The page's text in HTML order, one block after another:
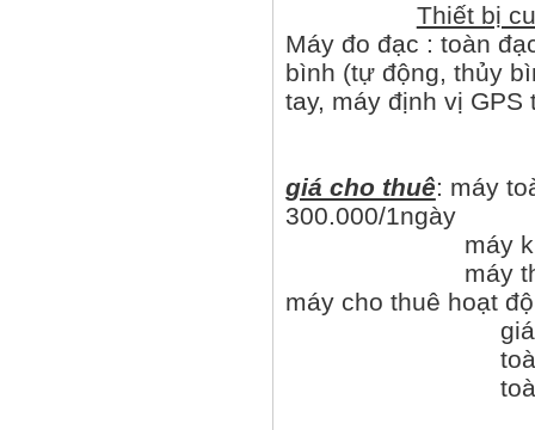
Thiết bị
Máy đo đạc : toàn
bình (tự động, thủy
tay, máy định vị
giá cho thuê: máy
300.000/1ngày
máy kinh vĩ
máy thuỷ
máy cho thuê hoạt
giá trên có
toàn đạc
toàn đac